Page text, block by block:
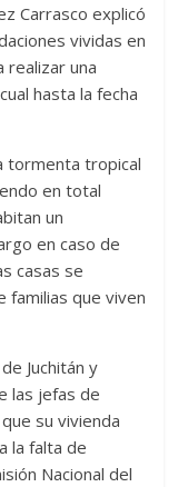
Carrasco explicó
vividas en
realizar una
hasta la fecha
tormenta tropical
en total
un
en caso de
casas se
familias que viven
Juchitán y
las jefas de
su vivienda
la falta de
Nacional del